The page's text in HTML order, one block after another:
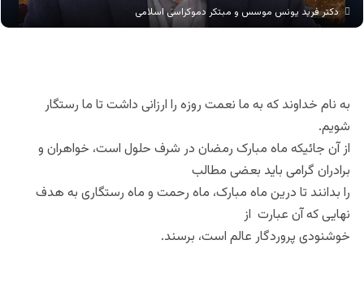
دکتر فرید یونس موسس و مبتکر دموکراسی اسلامی
به نام خداوند که به ما نعمت روزه را ارزانی داشت تا ما رستگار
شویم.
از آن جائیکه ماه مبارک رمضان در شرف حلول است، خواهران و
برادران گرامی باید بعضی مطالب
را بدانند تا درین ماه مبارک، ماه رحمت و ماه رستگاری به هدف
نهایی که آن عبارت از
خوشنودی پروردگار عالم است، برسند.